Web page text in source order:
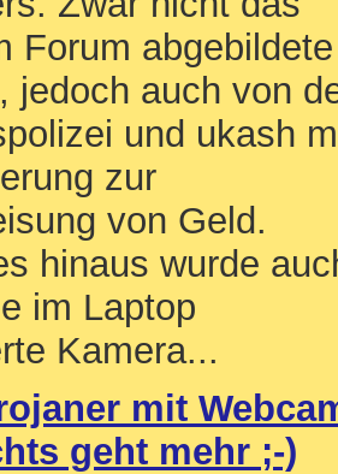
Forum abgebildete
jedoch auch von
und ukash
zur
von Geld.
hinaus wurde
im Laptop
Kamera...
mit
geht mehr ;-)